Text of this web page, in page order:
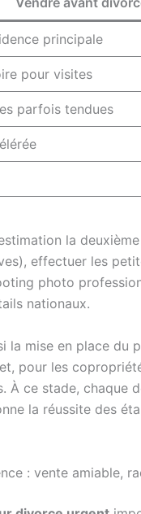
principale
pour visites
parfois tendues
la
effectuer les
photo
nationaux.
la mise en place
pour les
À ce stade,
la réussite des
: vente amiable,